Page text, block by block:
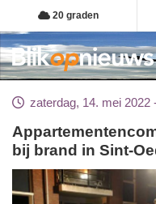
Overslaan
en
naar
de
gaan
20 graden
zaterdag, 14. mei 2022
Appartementencomplex vannacht ontruimd
bij brand in Sint-